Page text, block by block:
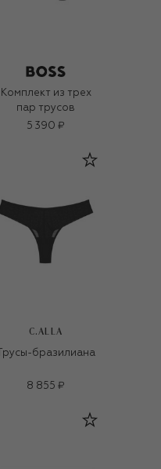
Комплект из трех
пар трусов
5 390 ₽
C.ALLA
Трусы-бразилиана
8 855 ₽